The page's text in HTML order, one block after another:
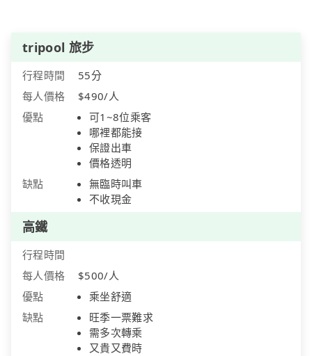
tripool 旅步
行程時間
55分
每人價格
$490/人
優點
可1~8位乘客
哪裡都能接
保證出車
價格透明
缺點
無臨時叫車
不收現金
高鐵
行程時間
每人價格
$500/人
優點
乘坐舒適
缺點
旺季一票難求
需多次轉乘
又貴又費時